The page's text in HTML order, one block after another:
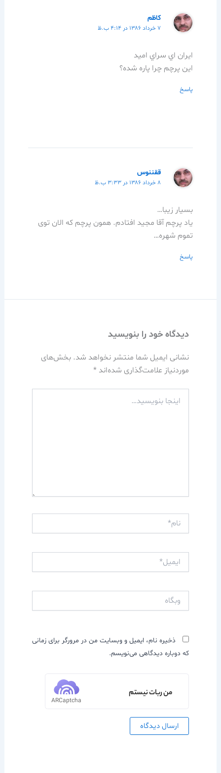
كاظم
۷ خرداد ۱۳۸۶ در ۴:۱۴ ب.ظ
ايران اي سراي اميد
اين پرچم چرا پاره شده؟
پاسخ
ققننوس
۸ خرداد ۱۳۸۶ در ۳:۳۳ ب.ظ
بسیار زیبا…
یاد پرچم آقا مجید افتادم. همون پرچم که الان توی
تموم شهره…
پاسخ
دیدگاه‌ خود را بنویسید
نشانی ایمیل شما منتشر نخواهد شد. بخش‌های
موردنیاز علامت‌گذاری شده‌اند *
بنویسید…
ذخیره نام، ایمیل و وبسایت من در مرورگر برای زمانی
که دوباره دیدگاهی می‌نویسم.
من ربات نیستم
ARCaptcha